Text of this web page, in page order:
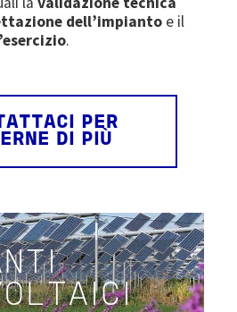
dell’impianto e il
.
PER
DI PIÙ